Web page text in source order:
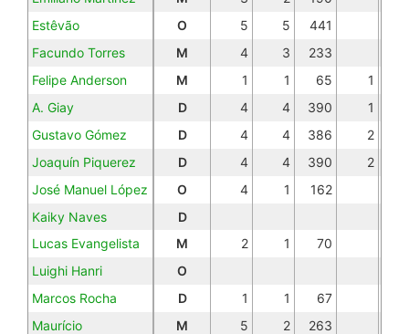
Estêvão
O 5 5
441
Facundo Torres
M 4 3
233
Felipe Anderson
M 1 1 65
1
A. Giay
D 4 4 390
1
Gustavo Gómez
D 4 4 386
2
Joaquín Piquerez
D 4 4 390
2
José Manuel López
O 4 1
162
Kaiky Naves
D
Lucas Evangelista
M 2 1
70
Luighi Hanri
O
Marcos Rocha
D 1 1
67
Maurício
M 5 2
263